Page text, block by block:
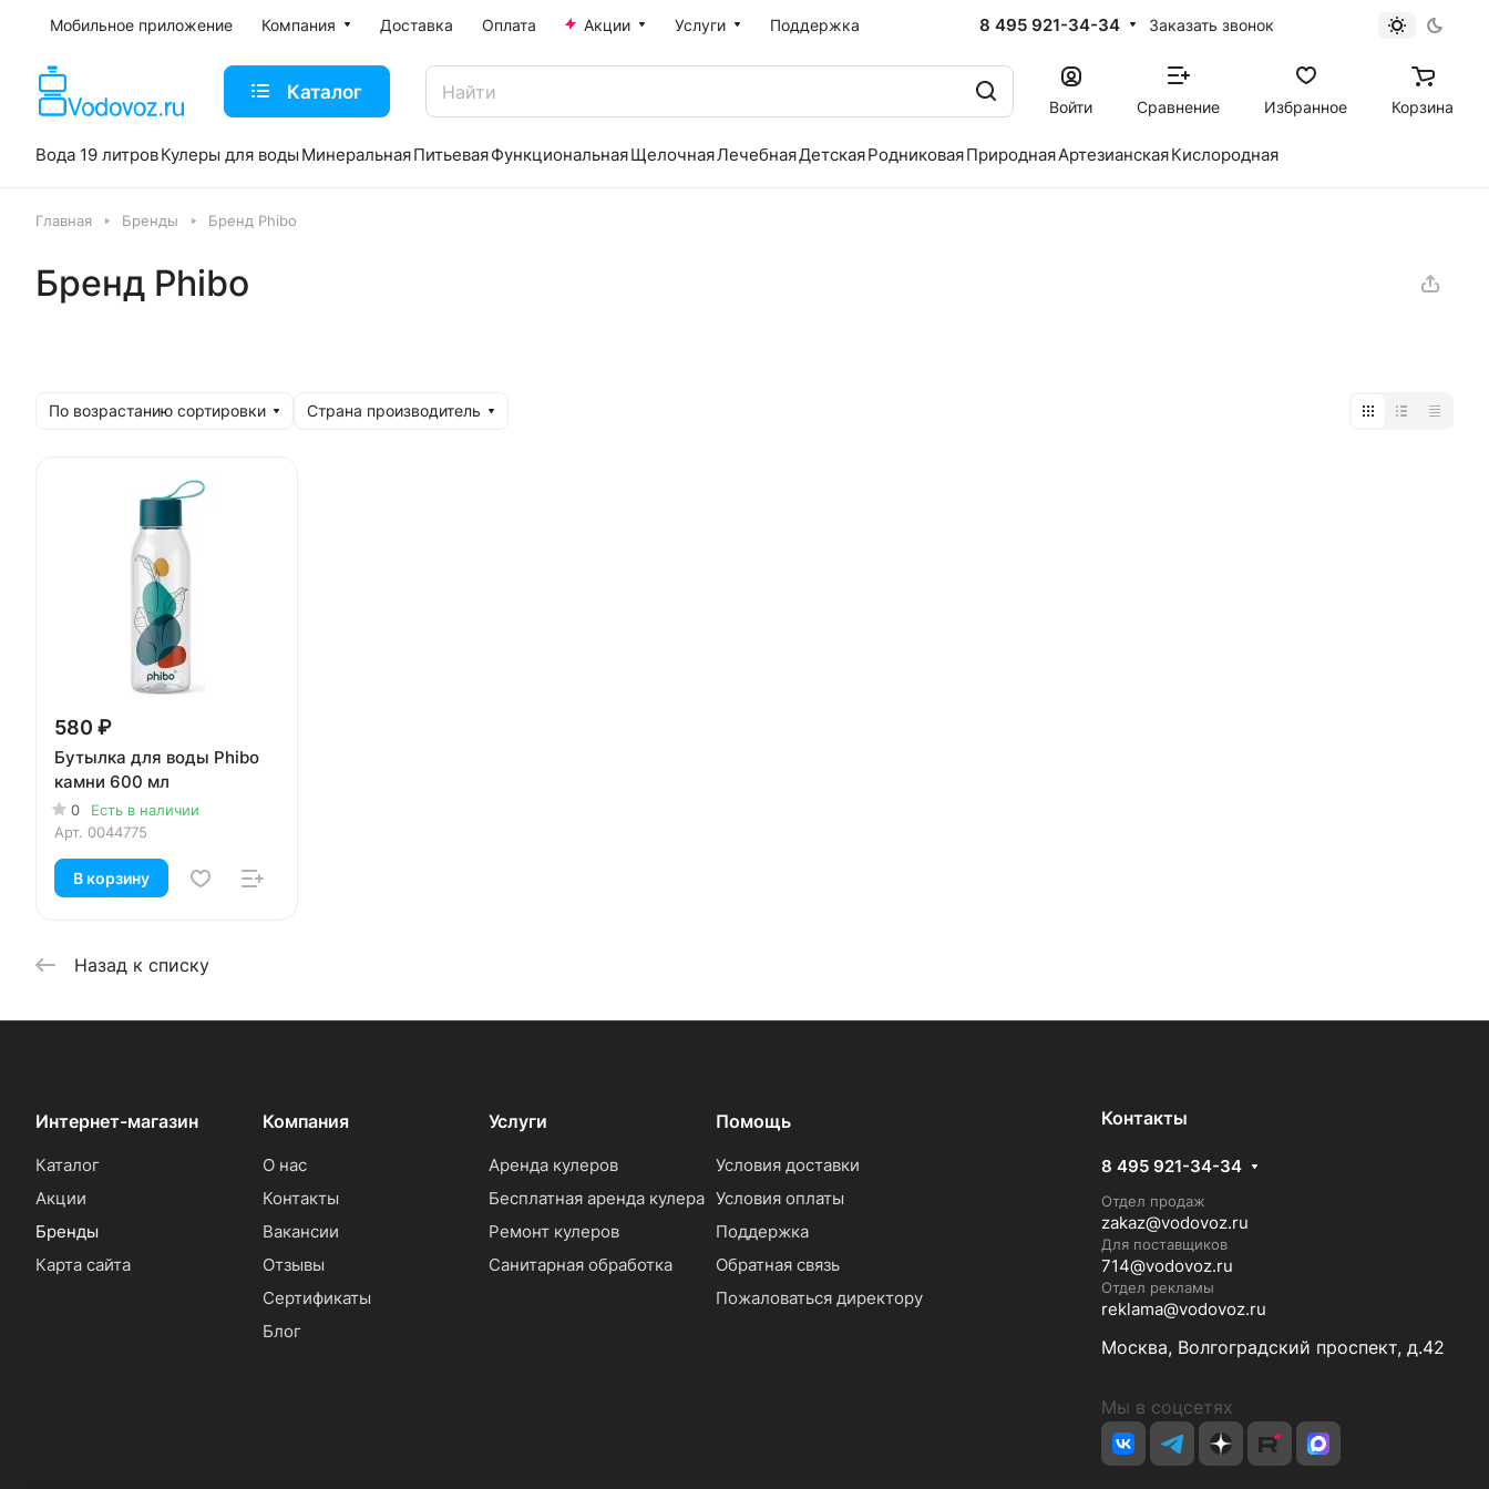
Мобильное приложение Компания Доставка Оплата Акции Услуги Поддержка 8 495 921-34-34 Заказать звонок
Каталог
Войти Сравнение Избранное Корзина
Вода 19 литровКулеры для воды МинеральнаяПитьеваяФункциональнаяЩелочнаяЛечебнаяДетскаяРодниковаяПрироднаяАртезианскаяКислородная
Главная Бренды Бренд Phibo
Бренд Phibo
По возрастанию сортировки Страна производитель
580 ₽
Бутылка для воды Phibo
камни 600 мл
0
Есть в наличии
Арт. 0044775
В корзину
Назад к списку
Интернет-магазин
Каталог
Акции
Бренды
Карта сайта
Компания
О нас
Контакты
Вакансии
Отзывы
Сертификаты
Блог
Услуги
Аренда кулеров
Бесплатная аренда кулера
Ремонт кулеров
Санитарная обработка
Помощь
Условия доставки
Условия оплаты
Поддержка
Обратная связь
Пожаловаться директору
Контакты
8 495 921-34-34
Отдел продаж
zakaz@vodovoz.ru
Для поставщиков
714@vodovoz.ru
Отдел рекламы
reklama@vodovoz.ru
Москва, Волгоградский проспект, д.42
Мы в соцсетях